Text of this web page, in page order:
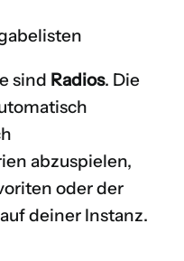
sind Radios. Die
abzuspielen,
oder der
deiner Instanz.